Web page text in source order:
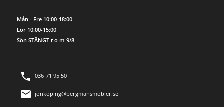
Mån - Fre 10:00-18:00
Lör 10:00-15:00
Sön STÄNGT t o m 9/8
036-71 95 50
jonkoping@bergmansmobler.se